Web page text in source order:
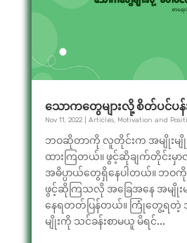
သောကတွေများလို့ စိတ်ပင်ပန်
Nov 11, 2022| Articles, Motivation and
ဘဝဆိုတာကို လူတိုင်းက အမျိုးမျို
ထားကြတယ်။ ဖွင့်ဆိုချက်တိုင်းမှ
အဓိပ္ပာယ်တွေရှိနေပါတယ်။ ဘဝကို
ဖွင့်ဆိုကြသလို အခြေအနေ အမျိုး
နေရတတ်ပြန်တယ်။ ကြုံတွေ့ရတဲ့
မျိုးကို သင်ခန်းစာမယူ မိရင်...